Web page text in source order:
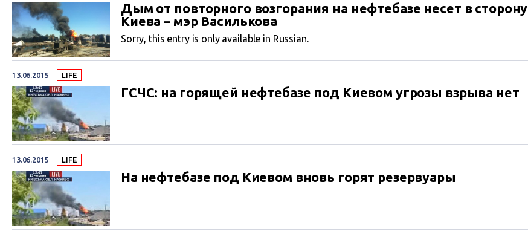
Дым от повторного возгорания на нефтебазе несет в сторону
Киева – мэр Василькова
Sorry, this entry is only available in Russian.
13.06.2015 LIFE
ГСЧС: на горящей нефтебазе под Киевом угрозы взрыва нет
13.06.2015 LIFE
На нефтебазе под Киевом вновь горят резервуары